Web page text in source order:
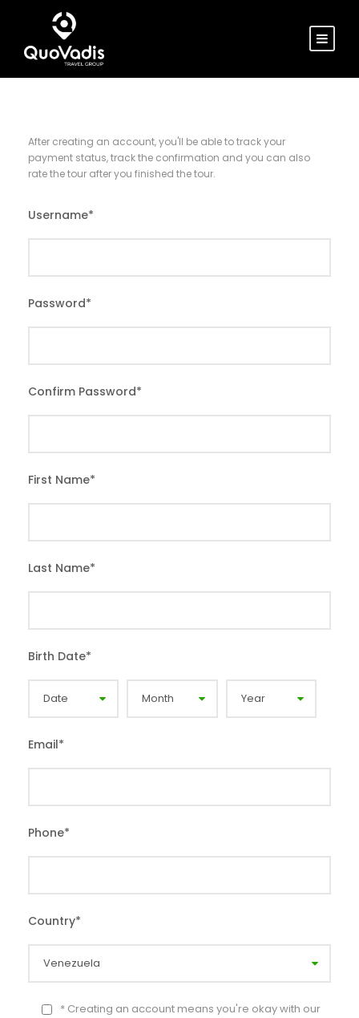
After creating an account, you'll be able to track your
payment status, track the confirmation and you can also
rate the tour after you finished the tour.
Username*
Password*
Confirm Password*
First Name*
Last Name*
Birth Date*
Email*
Phone*
Country*
* Creating an account means you're okay with our